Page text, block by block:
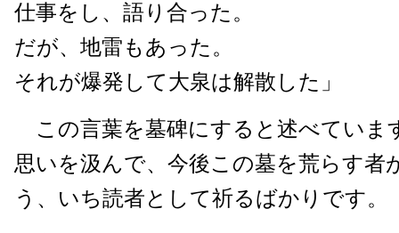
仕事をし、語り合った。
だが、地雷もあった。
それが爆発して大泉は解散した」
この言葉を墓碑にすると述べていま
思いを汲んで、今後この墓を荒らす者
う、いち読者として祈るばかりです。